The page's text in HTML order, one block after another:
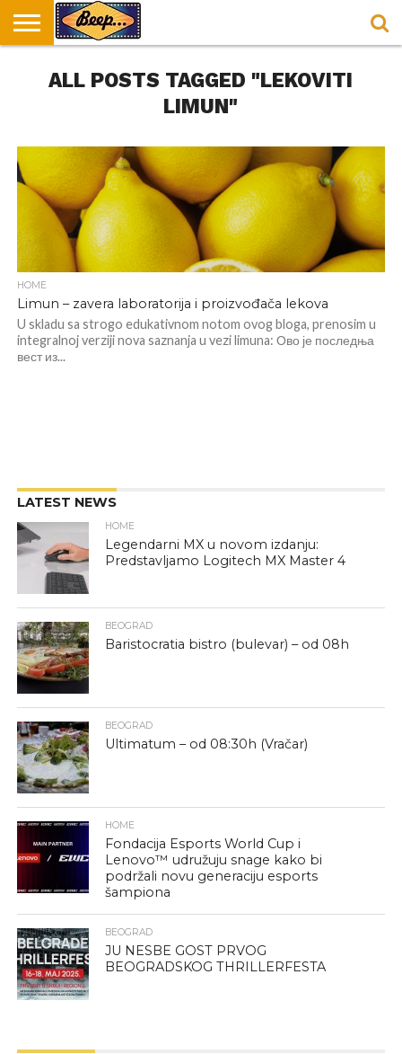
DORUČAK
SVAKODNEVICA
ENTERTAINMENT
LOKACIJE
ZA
HRANA I
RECEPTI
NEPUSACKI
LOKALI
ALL POSTS TAGGED "LEKOVITI
LIMUN"
HOME
Limun – zavera laboratorija i proizvođača lekova
U skladu sa strogo edukativnom notom ovog bloga, prenosim u
integralnoj verziji nova saznanja u vezi limuna: Ово је последња
вест из...
LATEST NEWS
HOME
Legendarni MX u novom izdanju:
Predstavljamo Logitech MX Master 4
BEOGRAD
Baristocratia bistro (bulevar) – od 08h
BEOGRAD
Ultimatum – od 08:30h (Vračar)
HOME
Fondacija Esports World Cup i
Lenovo™ udružuju snage kako bi
podržali novu generaciju esports
šampiona
BEOGRAD
JU NESBE GOST PRVOG
BEOGRADSKOG THRILLERFESTA